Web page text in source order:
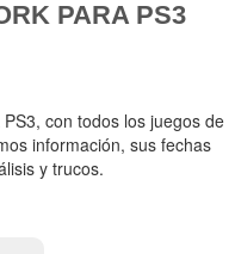
PARA PS3
con todos los juegos de
información, sus fechas
y trucos.